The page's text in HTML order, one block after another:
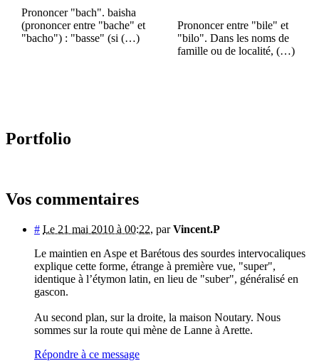
Prononcer "bach". baisha
(prononcer entre "bache" et
"bacho") : "basse" (si (…)
Prononcer entre "bile" et
"bilo". Dans les noms de
famille ou de localité, (…)
Portfolio
Vos commentaires
# Le 21 mai 2010 à 00:22, parVincent.P
Le maintien en Aspe et Barétous des sourdes intervocaliques
explique cette forme, étrange à première vue, "super",
identique à l’étymon latin, en lieu de "suber", généralisé en
gascon.
Au second plan, sur la droite, la maison Noutary. Nous
sommes sur la route qui mène de Lanne à Arette.
Répondre à ce message